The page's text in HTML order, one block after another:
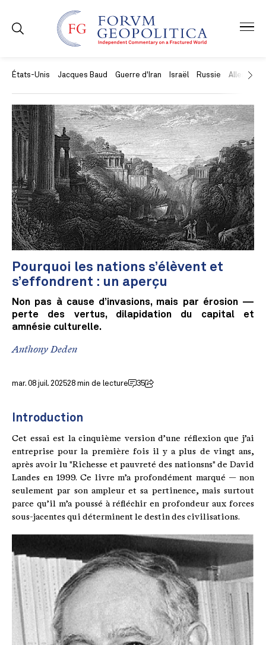
États-Unis Jacques Baud Guerre d'Iran Israël Russie Allemagne
Pourquoi les nations s’élèvent et
s’effondrent : un aperçu
Non pas à cause d’invasions, mais par érosion —
perte des vertus, dilapidation du capital et
amnésie culturelle.
Anthony Deden
mar. 08 juil. 202528 min de lecture 35
Introduction
Cet essai est la cinquième version d’une réflexion que j’ai
entreprise pour la première fois il y a plus de vingt ans,
après avoir lu "Richesse et pauvreté des nationsns" de David
Landes en 1999. Ce livre m’a profondément marqué — non
seulement par son ampleur et sa pertinence, mais surtout
parce qu’il m’a poussé à réfléchir en profondeur aux forces
sous-jacentes qui déterminent le destin des civilisations.